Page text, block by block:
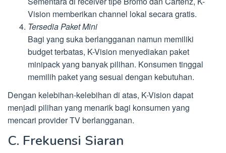
Vision memberikan channel lokal secara gratis.
Tersedia Paket Mini
Bagi yang suka berlangganan namun memiliki
budget terbatas, K-Vision menyediakan paket
minipack yang banyak pilihan. Konsumen tinggal
memilih paket yang sesuai dengan kebutuhan.
Dengan kelebihan-kelebihan di atas, K-Vision dapat
menjadi pilihan yang menarik bagi konsumen yang
mencari provider TV berlangganan.
C. Frekuensi Siaran